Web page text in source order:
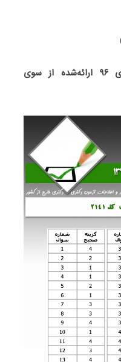
پاسخنامه تست‌های کنکور دکتری ۹۶ ارائه‌شده از سوی